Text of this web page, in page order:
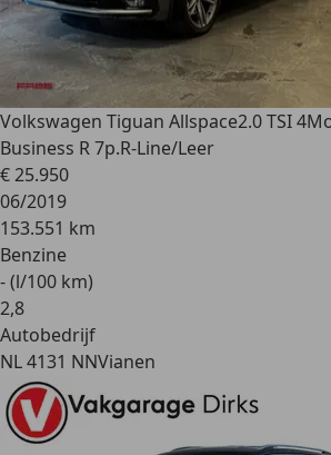
Volkswagen Tiguan Allspace2.0 TSI
Business R 7p.R-Line/Leer
€ 25.950
06/2019
153.551 km
Benzine
- (l/100 km)
2,8
Autobedrijf
NL 4131 NNVianen